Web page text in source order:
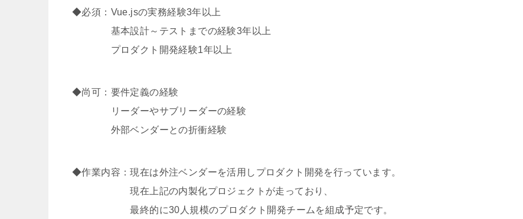
◆必須：Vue.jsの実務経験3年以上
基本設計～テストまでの経験3年以上
プロダクト開発経験1年以上
◆尚可：要件定義の経験
リーダーやサブリーダーの経験
外部ベンダーとの折衝経験
◆作業内容：現在は外注ベンダーを活用しプロダクト開発を行っています。
現在上記の内製化プロジェクトが走っており、
最終的に30人規模のプロダクト開発チームを組成予定です。